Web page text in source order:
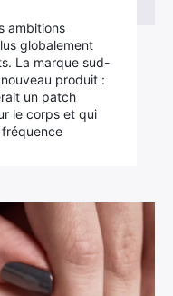
ambitions
globalement
La marque sud-
produit :
un patch
le corps et qui